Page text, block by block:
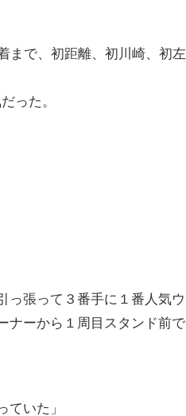
まで、初距離、初川崎、初
った。
張って３番手に１番人気ウ
ーから１周目スタンド前
ていた」